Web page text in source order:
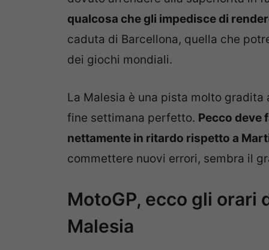
qualcosa che gli impedisce di
caduta di Barcellona, quella che
dei giochi mondiali.
La Malesia è una pista molto gradita
fine settimana perfetto. Pecco deve
nettamente in ritardo rispetto a
commettere nuovi errori, sembra il
MotoGP, ecco gli orari
Malesia